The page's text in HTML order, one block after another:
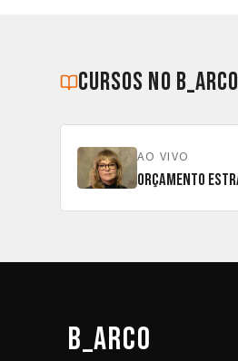
cursos no b_arco
AO VIVO
b_arco